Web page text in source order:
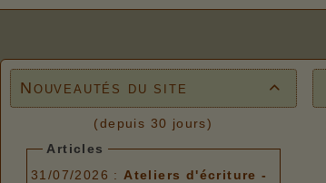

Nouveautés du site
(depuis 30 jours)
Articles
31/07/2026 : Ateliers d'écriture -